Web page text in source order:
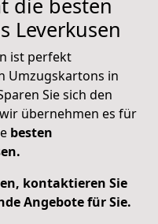
die besten
Leverkusen
ist perfekt
Umzugskartons in
Sie sich den
übernehmen es für
besten
kontaktieren Sie
Angebote für Sie.